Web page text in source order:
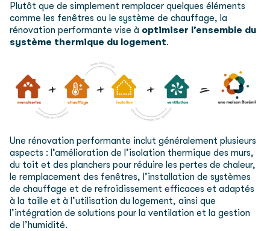
Plutôt que de simplement remplacer quelques éléments
comme les fenêtres ou le système de chauffage, la
rénovation performante vise à optimiser l’ensemble du
système thermique du logement.
Une rénovation performante inclut généralement plusieurs
aspects : l’amélioration de l’isolation thermique des murs,
du toit et des planchers pour réduire les pertes de chaleur,
le remplacement des fenêtres, l’installation de systèmes
de chauffage et de refroidissement efficaces et adaptés
à la taille et à l’utilisation du logement, ainsi que
l’intégration de solutions pour la ventilation et la gestion
de l’humidité.